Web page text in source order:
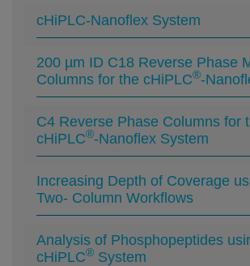
cHiPLC-Nanoflex System
200 µm ID C18 Reverse Phase
Columns for the cHiPLC®-
C4 Reverse Phase Columns for
cHiPLC®-Nanoflex System
Increasing Depth of Coverage
Two- Column Workflows
Analysis of Phosphopeptides
cHiPLC® System